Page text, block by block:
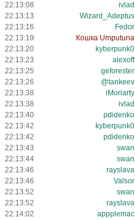
22:13:08
ivlad
22:13:13
Wizard_Adeptus
22:13:16
Fedor
22:13:19
Кошка Umputuna
22:13:20
kyberpunk0
22:13:23
alexoff
22:13:25
geforester
22:13:26
@tankeev
22:13:38
iMoriarty
22:13:38
ivlad
22:13:40
pdidenko
22:13:42
kyberpunk0
22:13:42
pdidenko
22:13:43
swan
22:13:44
swan
22:13:46
rayslava
22:13:46
Valsor
22:13:52
swan
22:13:52
rayslava
22:14:02
appplemac